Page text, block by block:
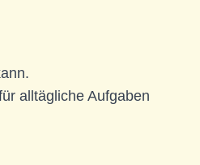
alltägliche Aufgaben